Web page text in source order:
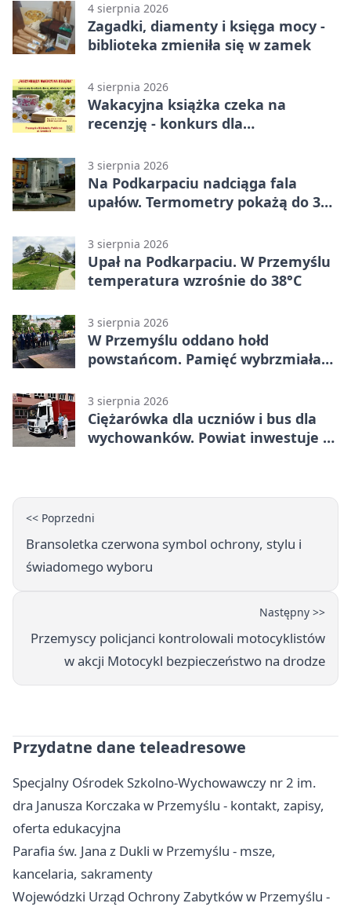
4 sierpnia 2026
Zagadki, diamenty i księga mocy -
biblioteka zmieniła się w zamek
4 sierpnia 2026
Wakacyjna książka czeka na
recenzję - konkurs dla
3 sierpnia 2026
Na Podkarpaciu nadciąga fala
upałów. Termometry pokażą do 36
3 sierpnia 2026
Upał na Podkarpaciu. W Przemyślu
temperatura wzrośnie do 38°C
3 sierpnia 2026
W Przemyślu oddano hołd
powstańcom. Pamięć wybrzmiała
3 sierpnia 2026
Ciężarówka dla uczniów i bus dla
wychowanków. Powiat inwestuje w
<< Poprzedni
Bransoletka czerwona symbol ochrony, stylu i
świadomego wyboru
Następny >>
Przemyscy policjanci kontrolowali motocyklistów
w akcji Motocykl bezpieczeństwo na drodze
Przydatne dane teleadresowe
Specjalny Ośrodek Szkolno-Wychowawczy nr 2 im.
dra Janusza Korczaka w Przemyślu - kontakt, zapisy,
oferta edukacyjna
Parafia św. Jana z Dukli w Przemyślu - msze,
kancelaria, sakramenty
Wojewódzki Urząd Ochrony Zabytków w Przemyślu -